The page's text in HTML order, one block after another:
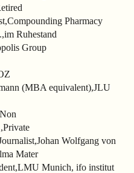
Pharmacy
Ruhestand
Group
(MBA equivalent),JLU
Wolfgang von
Mater
Munich, ifo institut